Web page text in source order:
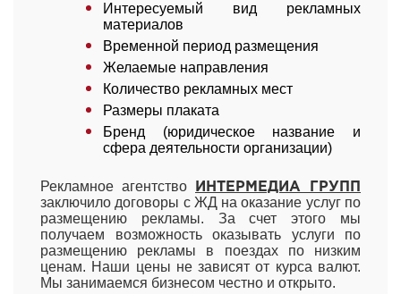
Интересуемый вид рекламных
материалов
Временной период размещения
Желаемые направления
Количество рекламных мест
Размеры плаката
Бренд (юридическое название и
сфера деятельности организации)
Рекламное агентство ИНТЕРМЕДИА ГРУПП
заключило договоры с ЖД на оказание услуг по
размещению рекламы. За счет этого мы
получаем возможность оказывать услуги по
размещению рекламы в поездах по низким
ценам. Наши цены не зависят от курса валют.
Мы занимаемся бизнесом честно и открыто.